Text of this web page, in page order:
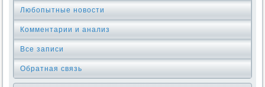
Любопытные новости
Комментарии и анализ
Все записи
Обратная связь